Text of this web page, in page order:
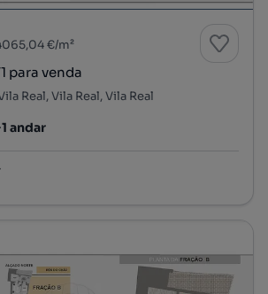
€/m²
para venda
Real, Vila Real, Vila Real
1 andar